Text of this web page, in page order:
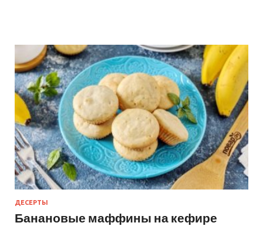
ДЕСЕРТЫ
Банановые маффины на кефире